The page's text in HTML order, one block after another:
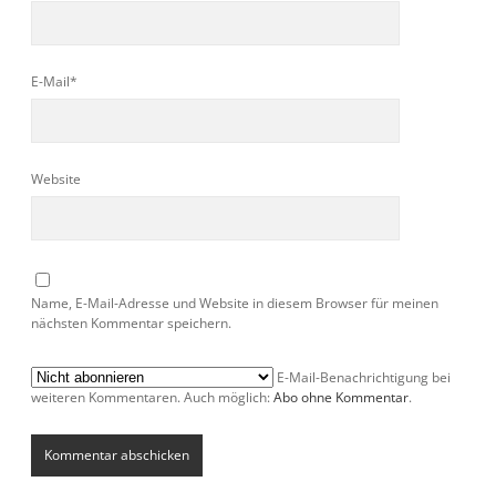
E-Mail*
Website
Name, E-Mail-Adresse und Website in diesem Browser für meinen
nächsten Kommentar speichern.
E-Mail-Benachrichtigung bei
weiteren Kommentaren. Auch möglich: Abo ohne Kommentar.